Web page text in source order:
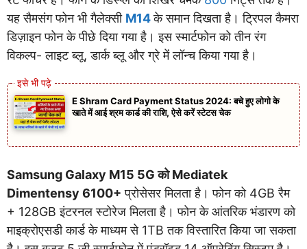
यह सैमसंग फोन भी गैलेक्सी M14के समान दिखता है। ट्रिपल कैमरा
डिज़ाइन फोन के पीछे दिया गया है। इस स्मार्टफोन को तीन रंग
विकल्प- लाइट ब्लू, डार्क ब्लू और ग्रे में लॉन्च किया गया है।
E Shram Card Payment Status 2024: बचे हुए लोगो के
खाते में आई श्रम कार्ड की राशि, ऐसे करें स्टेटस चेक
Samsung Galaxy M15 5G को Mediatek
Dimentensy 6100+ प्रोसेसर मिलता है। फोन को 4GB रैम
+ 128GB इंटरनल स्टोरेज मिलता है। फोन के आंतरिक भंडारण को
माइक्रोएसडी कार्ड के माध्यम से 1TB तक विस्तारित किया जा सकता